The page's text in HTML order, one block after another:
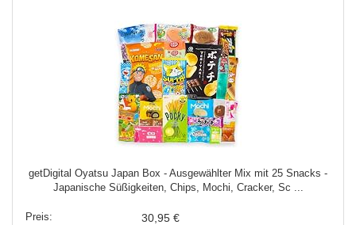
getDigital Oyatsu Japan Box - Ausgewählter Mix mit 25 Snacks -
Japanische Süßigkeiten, Chips, Mochi, Cracker, Sc ...
30,95 €